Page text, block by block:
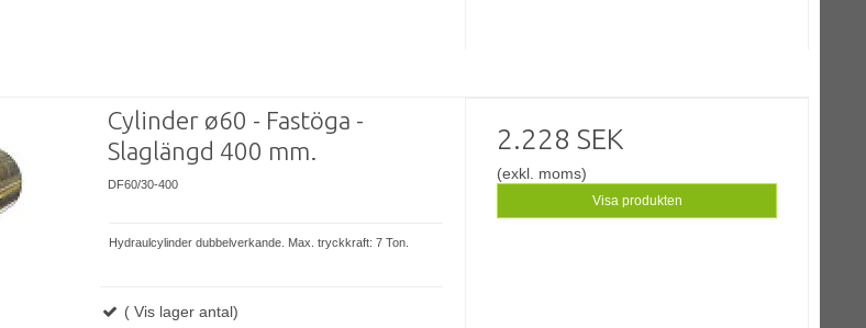
Cylinder ø60 - Fastöga -
Slaglängd 400 mm.
DF60/30-400
Hydraulcylinder dubbelverkande. Max. tryckkraft: 7 Ton.
( Vis lager antal)
2.228 SEK
(exkl. moms)
Visa produkten